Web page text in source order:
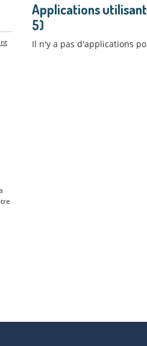
Applications
5)
Il n'y a pas d'applications